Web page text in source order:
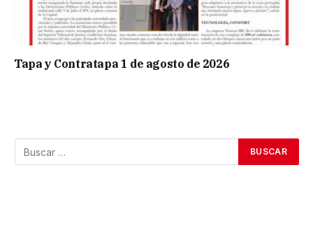
Tapa y Contratapa 1 de agosto de 2026